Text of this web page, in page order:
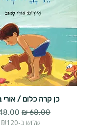
כן קרה כלום / אורי
מחיר רגיל מחיר
שלוש ב-₪120